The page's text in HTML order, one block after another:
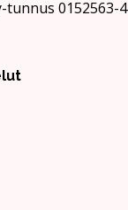
tunnus 0152563-4